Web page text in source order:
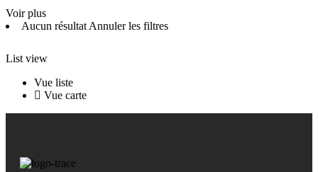
Voir plus
Aucun résultatAnnuler les filtres
List view
Vue liste
Vue carte